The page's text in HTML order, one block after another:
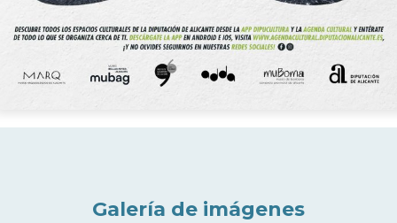
Galería de imágenes